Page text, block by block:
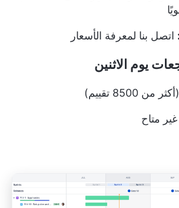
اتصل بنا لمعرفة الأسعار
يوم الاثنين
غير متاح